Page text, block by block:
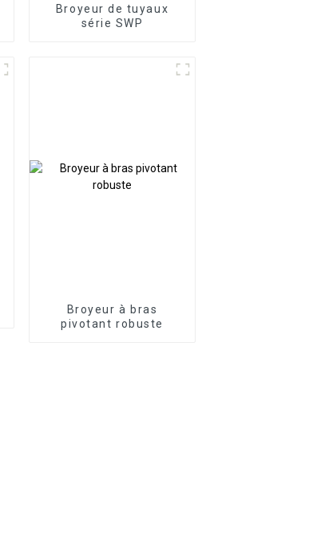
Broyeur de tuyaux
série SWP
Broyeur à bras
pivotant robuste